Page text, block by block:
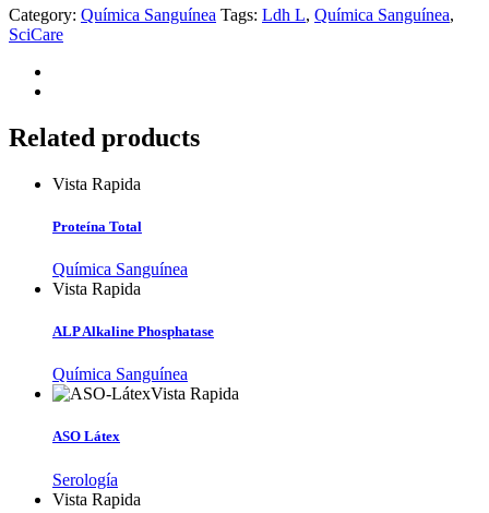
Category: Química Sanguínea Tags: Ldh L, Química Sanguínea,
SciCare
Related products
Vista Rapida
Proteína Total
Química Sanguínea
Vista Rapida
ALP Alkaline Phosphatase
Química Sanguínea
Vista Rapida
ASO Látex
Serología
Vista Rapida